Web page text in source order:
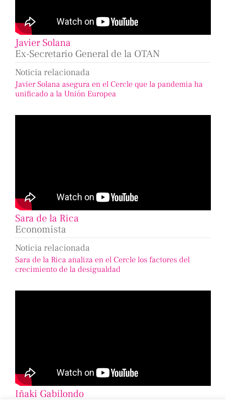
Javier Solana
Ex-Secretario General de la OTAN
Noticia relacionada
Javier Solana asegura en el Cercle que la pandemia ha
unificado a la Unión Europea
Sara de la Rica
Economista
Noticia relacionada
Sara de la Rica analiza en el Cercle los factores del
crecimiento de la desigualdad
Iñaki Gabilondo